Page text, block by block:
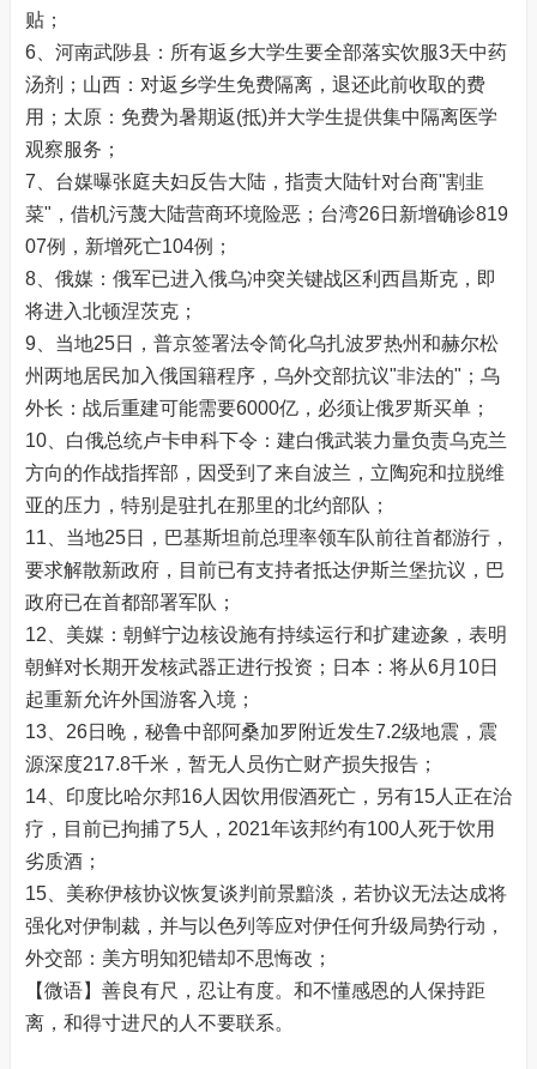
贴；
6、河南武陟县：所有返乡大学生要全部落实饮服3天中药
汤剂；山西：对返乡学生免费隔离，退还此前收取的费
用；太原：免费为暑期返(抵)并大学生提供集中隔离医学
观察服务；
7、台媒曝张庭夫妇反告大陆，指责大陆针对台商"割韭
菜"，借机污蔑大陆营商环境险恶；台湾26日新增确诊819
07例，新增死亡104例；
8、俄媒：俄军已进入俄乌冲突关键战区利西昌斯克，即
将进入北顿涅茨克；
9、当地25日，普京签署法令简化乌扎波罗热州和赫尔松
州两地居民加入俄国籍程序，乌外交部抗议"非法的"；乌
外长：战后重建可能需要6000亿，必须让俄罗斯买单；
10、白俄总统卢卡申科下令：建白俄武装力量负责乌克兰
方向的作战指挥部，因受到了来自波兰，立陶宛和拉脱维
亚的压力，特别是驻扎在那里的北约部队；
11、当地25日，巴基斯坦前总理率领车队前往首都游行，
要求解散新政府，目前已有支持者抵达伊斯兰堡抗议，巴
政府已在首都部署军队；
12、美媒：朝鲜宁边核设施有持续运行和扩建迹象，表明
朝鲜对长期开发核武器正进行投资；日本：将从6月10日
起重新允许外国游客入境；
13、26日晚，秘鲁中部阿桑加罗附近发生7.2级地震，震
源深度217.8千米，暂无人员伤亡财产损失报告；
14、印度比哈尔邦16人因饮用假酒死亡，另有15人正在治
疗，目前已拘捕了5人，2021年该邦约有100人死于饮用
劣质酒；
15、美称伊核协议恢复谈判前景黯淡，若协议无法达成将
强化对伊制裁，并与以色列等应对伊任何升级局势行动，
外交部：美方明知犯错却不思悔改；
【微语】善良有尺，忍让有度。和不懂感恩的人保持距
离，和得寸进尺的人不要联系。